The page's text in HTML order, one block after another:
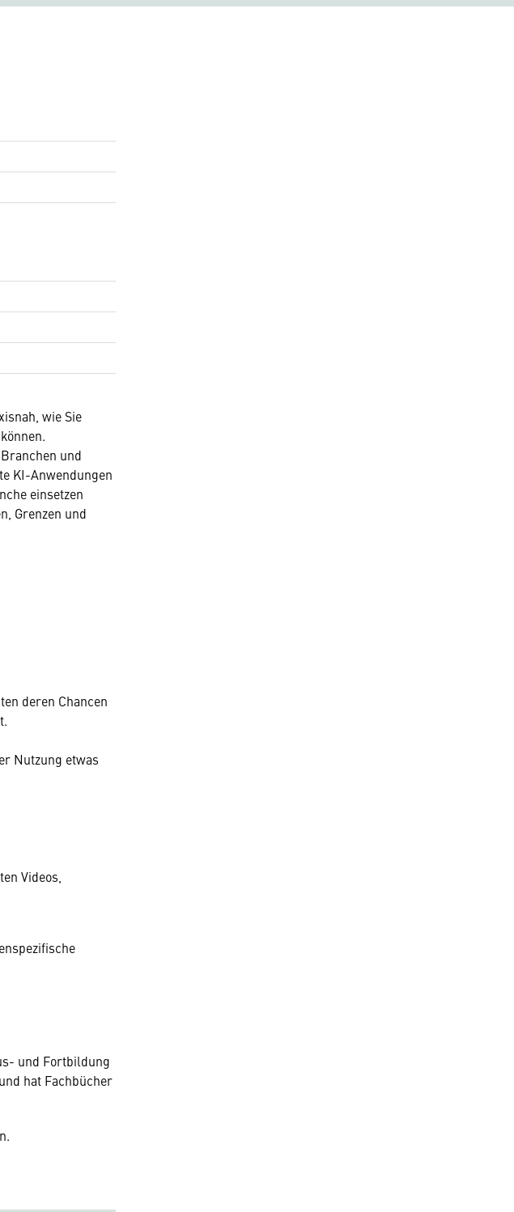
wie Sie
und
KI-Anwendungen
einsetzen
Grenzen und
deren Chancen
Nutzung etwas
Videos,
und Fortbildung
hat Fachbücher